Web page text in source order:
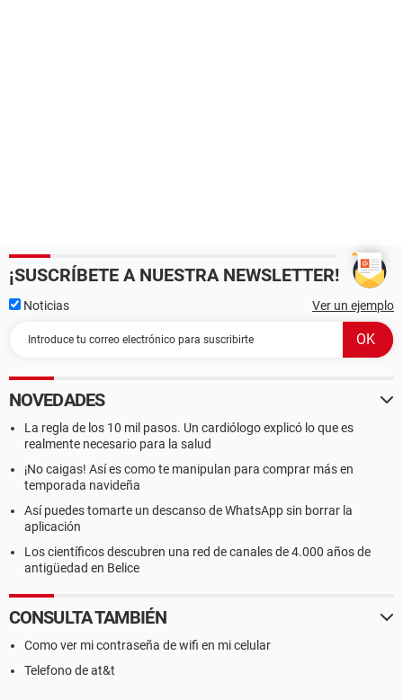
¡SUSCRÍBETE A NUESTRA NEWSLETTER!
Noticias Ver un ejemplo
NOVEDADES
La regla de los 10 mil pasos. Un cardiólogo explicó lo que es
realmente necesario para la salud
¡No caigas! Así es como te manipulan para comprar más en
temporada navideña
Así puedes tomarte un descanso de WhatsApp sin borrar la
aplicación
Los científicos descubren una red de canales de 4.000 años de
antigüedad en Belice
CONSULTA TAMBIÉN
Como ver mi contraseña de wifi en mi celular
Telefono de at&t